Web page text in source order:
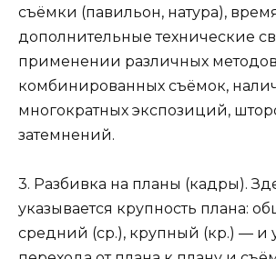
съёмки (павильон, натура),
дополнительные технические
применении различных методов
комбинированных съёмок,
многократных экспозиций,
затемнений.
3. Разбивка на планы (кадры).
указывается крупность плана:
средний (ср.), крупный (кр.) — и